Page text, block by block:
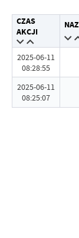
CZAS
AKCJI
2025-06-11
08:28:55
2025-06-11
08:25:07